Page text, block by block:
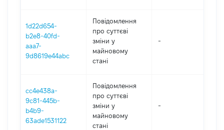
1d22d654-
b2e8-40fd-
aaa7-
9d8619e44abc
Повідомлення
про суттєві
зміни y
майновому
стані
-
cc4e438a-
9c81-445b-
b4b9-
63ade1531122
Повідомлення
про суттєві
зміни y
майновому
стані
-